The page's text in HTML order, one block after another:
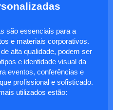
são essenciais para a
e materiais corporativos.
alta qualidade, podem ser
e identidade visual da
eventos, conferências e
profissional e sofisticado.
utilizados estão: